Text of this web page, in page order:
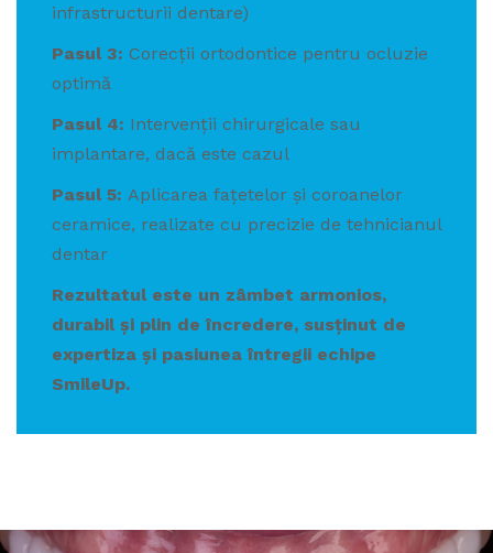
infrastructurii dentare)
Pasul 3: Corecții ortodontice pentru ocluzie
optimă
Pasul 4: Intervenții chirurgicale sau
implantare, dacă este cazul
Pasul 5: Aplicarea fațetelor și coroanelor
ceramice, realizate cu precizie de tehnicianul
dentar
Rezultatul este un zâmbet armonios,
durabil și plin de încredere, susținut de
expertiza și pasiunea întregii echipe
SmileUp.